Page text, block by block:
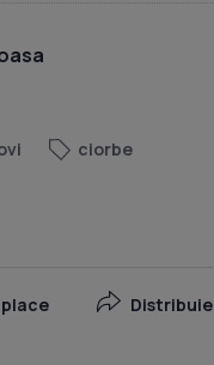
ciorbe
Distribuie